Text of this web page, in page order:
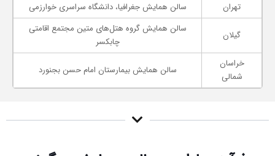
تهران
سالن همایش جغرافیا، دانشگاه سراسری خوارزمی
گیلان
سالن همایش گروه هتل‌های متین مجتمع اقامتی
چابکسر
خراسان
شمالی
سالن همایش بیمارستان امام حسن بجنورد